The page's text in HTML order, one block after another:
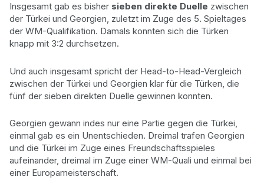
Insgesamt gab es bisher sieben direkte Duelle zwischen
der Türkei und Georgien, zuletzt im Zuge des 5. Spieltages
der WM-Qualifikation. Damals konnten sich die Türken
knapp mit 3:2 durchsetzen.
Und auch insgesamt spricht der Head-to-Head-Vergleich
zwischen der Türkei und Georgien klar für die Türken, die
fünf der sieben direkten Duelle gewinnen konnten.
Georgien gewann indes nur eine Partie gegen die Türkei,
einmal gab es ein Unentschieden. Dreimal trafen Georgien
und die Türkei im Zuge eines Freundschaftsspieles
aufeinander, dreimal im Zuge einer WM-Quali und einmal bei
einer Europameisterschaft.